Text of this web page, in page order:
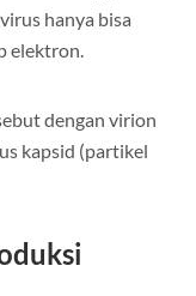
hanya bisa
elektron.
dengan virion
kapsid (partikel